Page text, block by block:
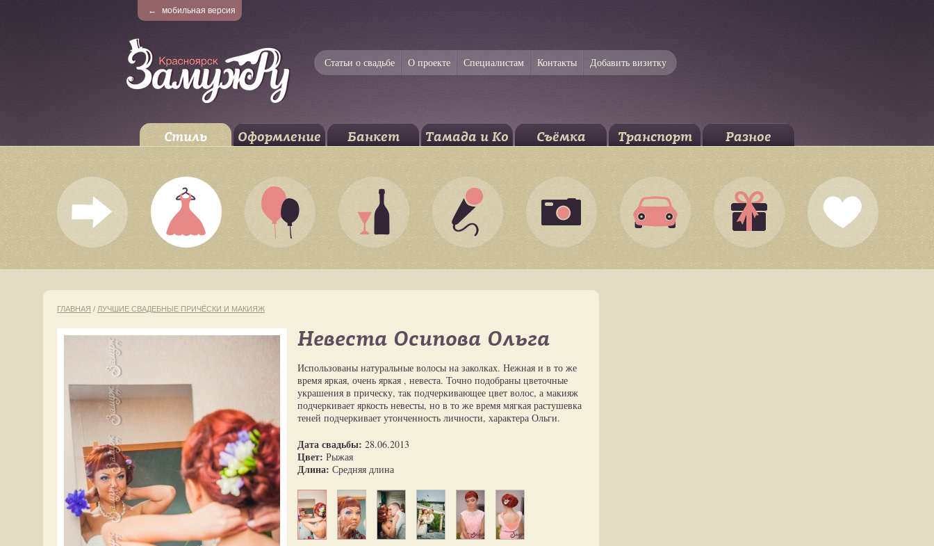
Статьи о свадьбе О проекте Специалистам Контакты Добавить визитку
← мобильная версия
Стиль Оформление Банкет Тамада и Ко Съёмка Транспорт Разное
ГЛАВНАЯ / ЛУЧШИЕ СВАДЕБНЫЕ ПРИЧЁСКИ И МАКИЯЖ
Невеста Осипова Ольга
Использованы натуральные волосы на заколках. Нежная и в то же
время яркая, очень яркая , невеста. Точно подобраны цветочные
украшения в прическу, так подчеркивающее цвет волос, а макияж
подчеркивает яркость невесты, но в то же время мягкая растушевка
теней подчеркивает утонченность личности, характера Ольги.
Дата свадьбы: 28.06.2013
Цвет: Рыжая
Длина: Средняя длина